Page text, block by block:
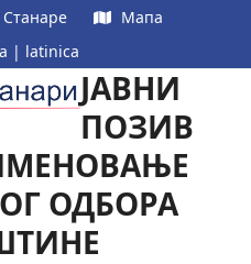
Мапа
| latinica
ЈАВНИ
ПОЗИВ
ОДБОРА